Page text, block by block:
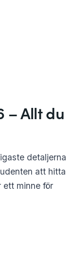
– Allt du
detaljerna
att hitta
ett minne för